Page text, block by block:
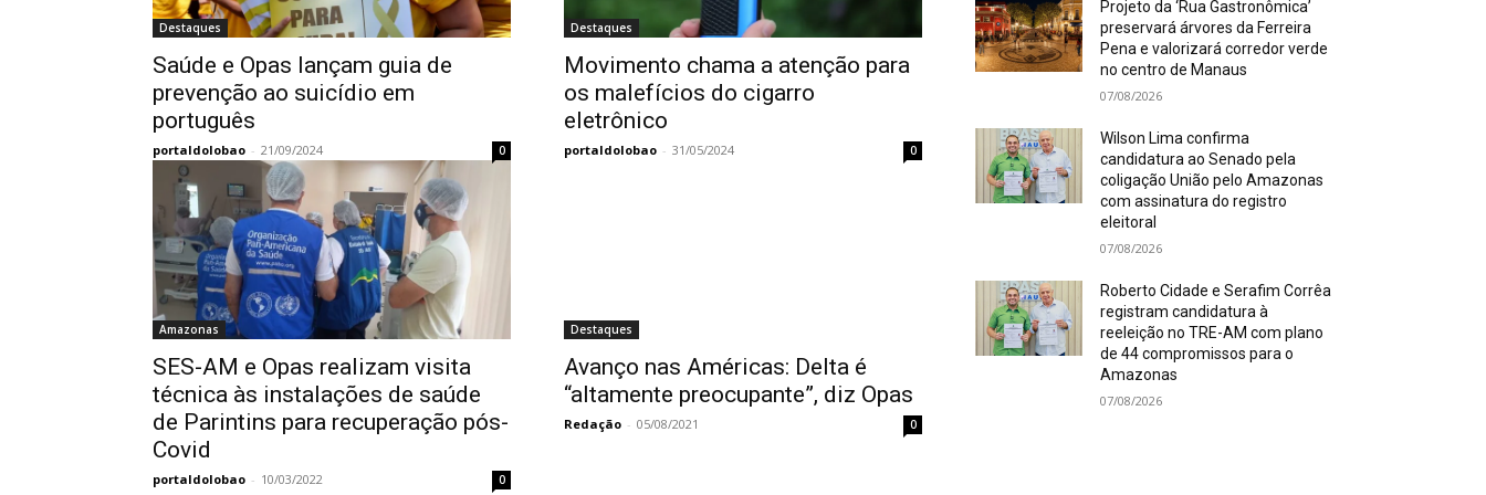
Destaques
Saúde e Opas lançam guia de
prevenção ao suicídio em
português
portaldolobao - 21/09/2024 0
Destaques
Movimento chama a atenção para
os malefícios do cigarro
eletrônico
portaldolobao - 31/05/2024 0
Amazonas
SES-AM e Opas realizam visita
técnica às instalações de saúde
de Parintins para recuperação pós-
Covid
portaldolobao - 10/03/2022 0
Destaques
Avanço nas Américas: Delta é
“altamente preocupante”, diz Opas
Redação - 05/08/2021 0
Projeto da ‘Rua Gastronômica’
preservará árvores da Ferreira
Pena e valorizará corredor verde
no centro de Manaus
07/08/2026
Wilson Lima confirma
candidatura ao Senado pela
coligação União pelo Amazonas
com assinatura do registro
eleitoral
07/08/2026
Roberto Cidade e Serafim Corrêa
registram candidatura à
reeleição no TRE-AM com plano
de 44 compromissos para o
Amazonas
07/08/2026